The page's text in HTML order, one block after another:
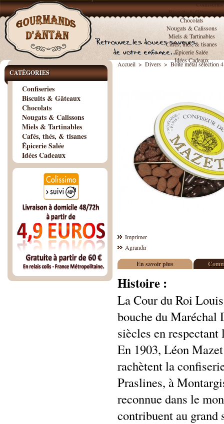
Confiseries
Biscuits & Gâteaux
Chocolats
Nougats & Calissons
Miels & Tartinables
Cafés, thés, & tisanes
Épicerie Salée
Idées Cadeaux
CATÉGORIES
Confiseries
Biscuits & Gâteaux
Chocolats
Nougats & Calissons
Miels & Tartinables
Cafés, thés, & tisanes
Épicerie Salée
Idées Cadeaux
Accueil > Divers > Boîte métal sélection
Imprimer
Agrandir
En savoir plus
Histoire :
La Cour du Roi
bouche du Maréchal
siècles en respectant
En 1903, Léon
rachètent la
Praslines, à
reconnue dans le
contribuent au grand